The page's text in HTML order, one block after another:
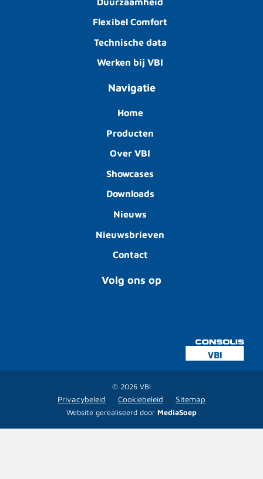
Flexibel Comfort
Technische data
Werken bij VBI
Navigatie
Home
Producten
Over VBI
Showcases
Downloads
Nieuws
Nieuwsbrieven
Contact
Volg ons op
© 2026 VBI
Privacybeleid Cookiebeleid Sitemap
Website gerealiseerd door MediaSoep